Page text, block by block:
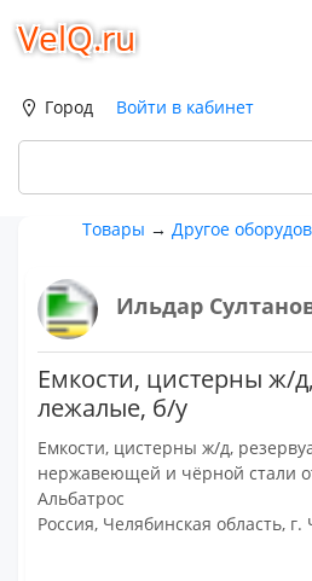
VelQ.ru
Город Войти в кабинет
Товары → Другое
Ильдар
Емкости, цистерны ж/
лежалые, б/у
Емкости, цистерны ж/д,
нержавеющей и чёрной стали
Альбатрос
Россия, Челябинская область, г.